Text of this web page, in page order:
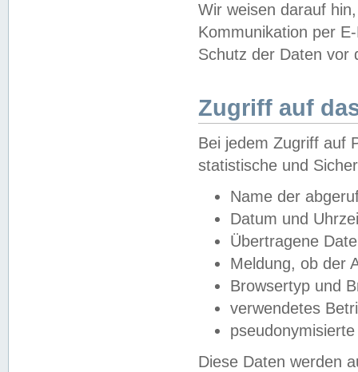
Wir weisen darauf
Kommunikation per
Schutz der Daten vor
Zugriff auf
Bei jedem Zugriff auf
statistische und
Name der
Datum und
Übertragene
Meldung, ob der
Browsertyp und
verwendetes
Diese Daten werden